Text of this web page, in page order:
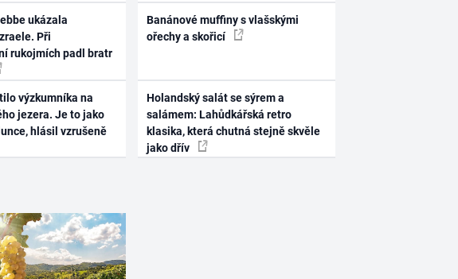
ukázala
Při
rukojmích padl bratr
výzkumníka na
jezera. Je to jako
hlásil vzrušeně
Banánové muffiny s vlašskými
ořechy a skořicí
Holandský salát se sýrem a
salámem: Lahůdkářská retro
klasika, která chutná stejně skvěle
jako dřív